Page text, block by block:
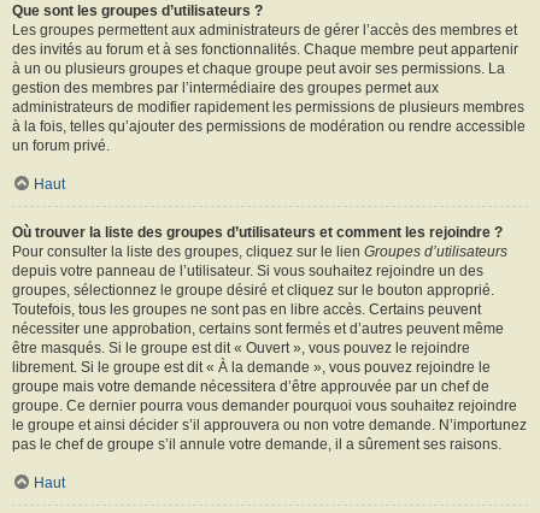
Que sont les groupes d’utilisateurs ?
Les groupes permettent aux administrateurs de gérer l’accès des membres et
des invités au forum et à ses fonctionnalités. Chaque membre peut appartenir
à un ou plusieurs groupes et chaque groupe peut avoir ses permissions. La
gestion des membres par l’intermédiaire des groupes permet aux
administrateurs de modifier rapidement les permissions de plusieurs membres
à la fois, telles qu’ajouter des permissions de modération ou rendre accessible
un forum privé.
Haut
Où trouver la liste des groupes d’utilisateurs et comment les rejoindre ?
Pour consulter la liste des groupes, cliquez sur le lien Groupes d’utilisateurs
depuis votre panneau de l’utilisateur. Si vous souhaitez rejoindre un des
groupes, sélectionnez le groupe désiré et cliquez sur le bouton approprié.
Toutefois, tous les groupes ne sont pas en libre accès. Certains peuvent
nécessiter une approbation, certains sont fermés et d’autres peuvent même
être masqués. Si le groupe est dit « Ouvert », vous pouvez le rejoindre
librement. Si le groupe est dit « À la demande », vous pouvez rejoindre le
groupe mais votre demande nécessitera d’être approuvée par un chef de
groupe. Ce dernier pourra vous demander pourquoi vous souhaitez rejoindre
le groupe et ainsi décider s’il approuvera ou non votre demande. N’importunez
pas le chef de groupe s’il annule votre demande, il a sûrement ses raisons.
Haut